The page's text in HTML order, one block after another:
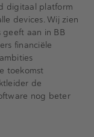
digitaal platform
devices. Wij zien
geeft aan in BB
financiële
toekomst
de
nog beter